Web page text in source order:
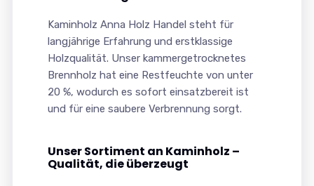
Kaminholz Anna Holz Handel steht für
langjährige Erfahrung und erstklassige
Holzqualität. Unser kammergetrocknetes
Brennholz hat eine Restfeuchte von unter
20 %, wodurch es sofort einsatzbereit ist
und für eine saubere Verbrennung sorgt.
Unser Sortiment an Kaminholz –
Qualität, die überzeugt